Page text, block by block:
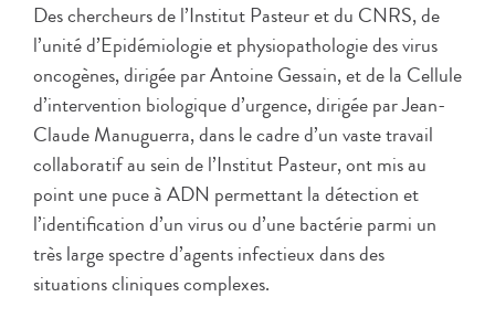
Des chercheurs de l’Institut Pasteur et du CNRS, de
l’unité d’Epidémiologie et physiopathologie des virus
oncogènes, dirigée par Antoine Gessain, et de la Cellule
d’intervention biologique d’urgence, dirigée par Jean-
Claude Manuguerra, dans le cadre d’un vaste travail
collaboratif au sein de l’Institut Pasteur, ont mis au
point une puce à ADN permettant la détection et
l’identification d’un virus ou d’une bactérie parmi un
très large spectre d’agents infectieux dans des
situations cliniques complexes.